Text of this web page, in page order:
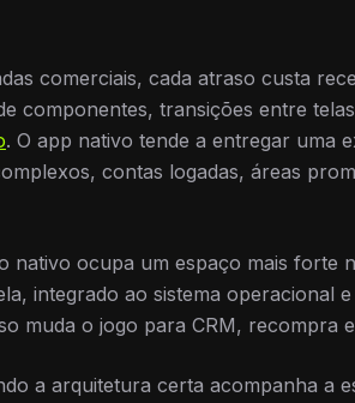
comerciais, cada atraso custa
componentes, transições entre
. O app nativo tende a entregar uma
contas logadas, áreas
nativo ocupa um espaço mais forte
integrado ao sistema operacional
muda o jogo para CRM, recompra
a arquitetura certa acompanha a